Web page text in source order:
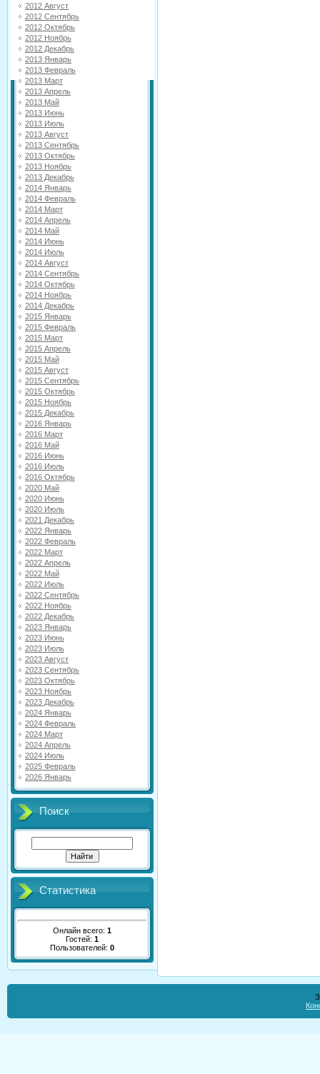
2012 Август
2012 Сентябрь
2012 Октябрь
2012 Ноябрь
2012 Декабрь
2013 Январь
2013 Февраль
2013 Март
2013 Апрель
2013 Май
2013 Июнь
2013 Июль
2013 Август
2013 Сентябрь
2013 Октябрь
2013 Ноябрь
2013 Декабрь
2014 Январь
2014 Февраль
2014 Март
2014 Апрель
2014 Май
2014 Июнь
2014 Июль
2014 Август
2014 Сентябрь
2014 Октябрь
2014 Ноябрь
2014 Декабрь
2015 Январь
2015 Февраль
2015 Март
2015 Апрель
2015 Май
2015 Август
2015 Сентябрь
2015 Октябрь
2015 Ноябрь
2015 Декабрь
2016 Январь
2016 Март
2016 Май
2016 Июнь
2016 Июль
2016 Октябрь
2020 Май
2020 Июнь
2020 Июль
2021 Декабрь
2022 Январь
2022 Февраль
2022 Март
2022 Апрель
2022 Май
2022 Июль
2022 Сентябрь
2022 Ноябрь
2022 Декабрь
2023 Январь
2023 Июнь
2023 Июль
2023 Август
2023 Сентябрь
2023 Октябрь
2023 Ноябрь
2023 Декабрь
2024 Январь
2024 Февраль
2024 Март
2024 Апрель
2024 Июль
2025 Февраль
2026 Январь
Поиск
Статистика
Онлайн всего: 1
Гостей: 1
Пользователей: 0